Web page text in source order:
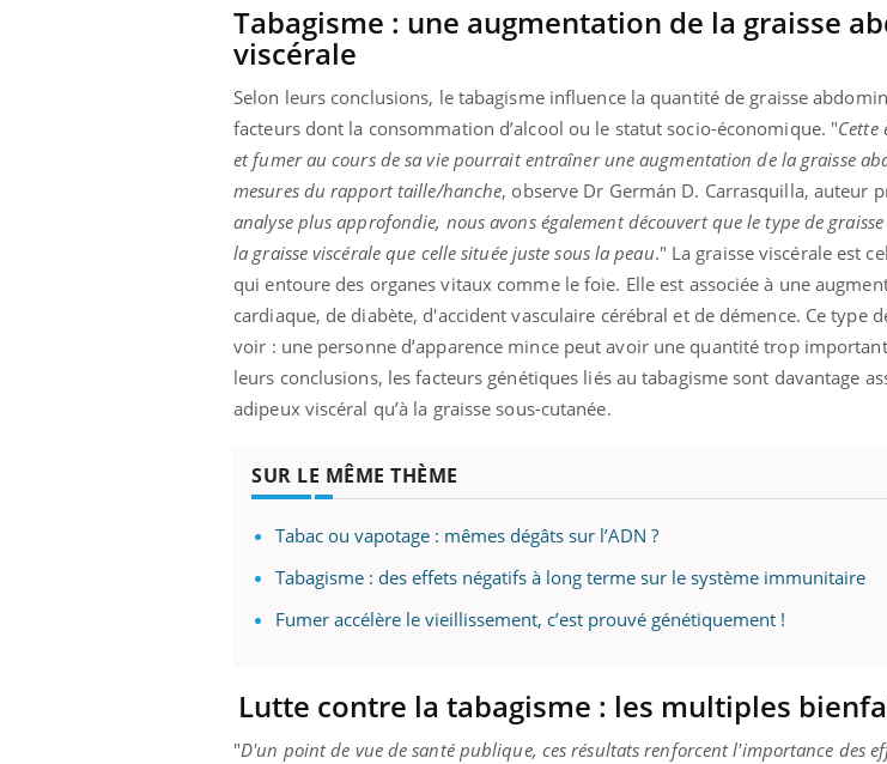
Tabagisme : une augmentation de la graisse
viscérale
Selon leurs conclusions, le tabagisme influence la quantité de graisse
facteurs dont la consommation d’alcool ou le statut socio-économique. "Cette
et fumer au cours de sa vie pourrait entraîner une augmentation de la graisse
mesures du rapport taille/hanche, observe Dr Germán D. Carrasquilla, auteur
analyse plus approfondie, nous avons également découvert que le type de
la graisse viscérale que celle située juste sous la peau." La graisse viscérale est
qui entoure des organes vitaux comme le foie. Elle est associée à une
cardiaque, de diabète, d'accident vasculaire cérébral et de démence. Ce type
voir : une personne d’apparence mince peut avoir une quantité trop
leurs conclusions, les facteurs génétiques liés au tabagisme sont davantage
adipeux viscéral qu’à la graisse sous-cutanée.
SUR LE MÊME THÈME
Tabac ou vapotage : mêmes dégâts sur l’ADN ?
Tabagisme : des effets négatifs à long terme sur le système immunitaire
Fumer accélère le vieillissement, c’est prouvé génétiquement !
Lutte contre la tabagisme : les multiples
"D'un point de vue de santé publique, ces résultats renforcent l'importance des